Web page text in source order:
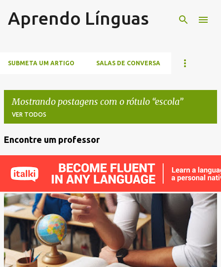
Pular para o conteúdo principal
Aprendo Línguas
SUBMETA UM ARTIGO SALAS DE CONVERSA
Mostrando postagens com o rótulo escola
VER TODOS
t
a
g
e
n
s
Encontre um professor